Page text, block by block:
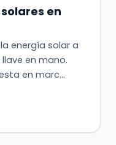
en
energía solar a
en mano.
en marc…